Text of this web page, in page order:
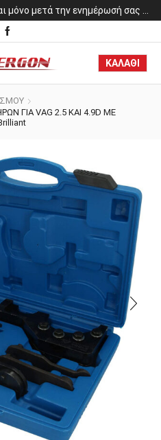
ΚΑΛΑΘΙ
ΓΙΑ VAG 2.5 ΚΑΙ 4.9D ΜΕ